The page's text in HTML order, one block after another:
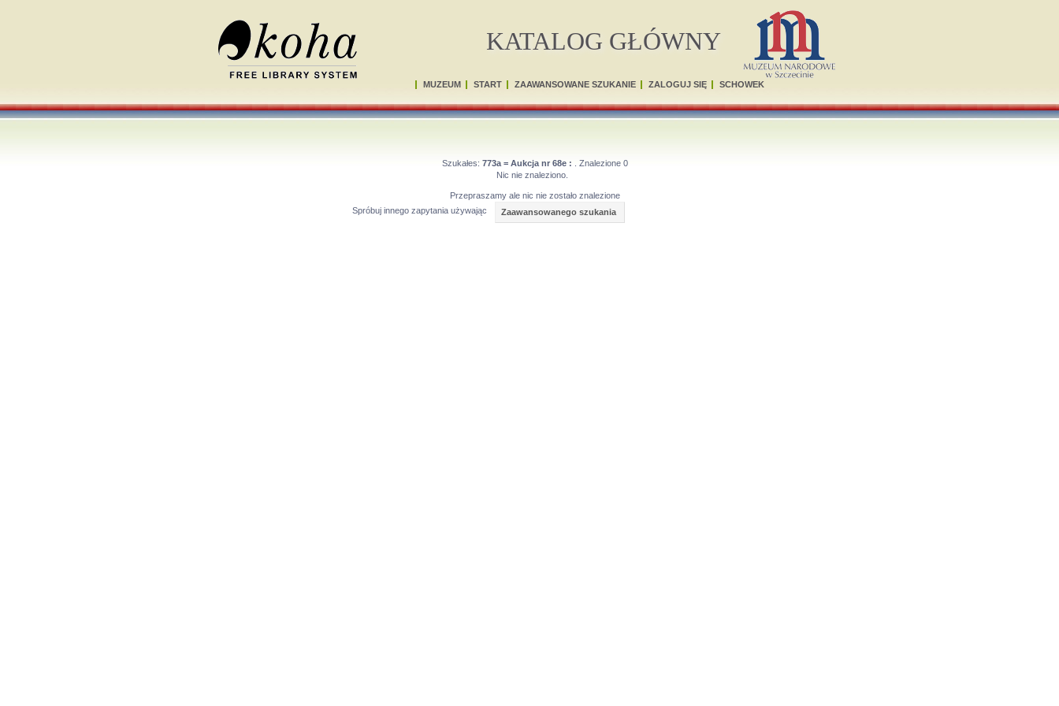
MUZEUM START ZAAWANSOWANE SZUKANIE ZALOGUJ SIĘ SCHOWEK
KATALOG GŁÓWNY
Szukałes: 773a = Aukcja nr 68e :
. Znalezione 0
Nic nie znaleziono.
Przepraszamy ale nic nie zostało znalezione
Spróbuj innego zapytania używając
Zaawansowanego szukania